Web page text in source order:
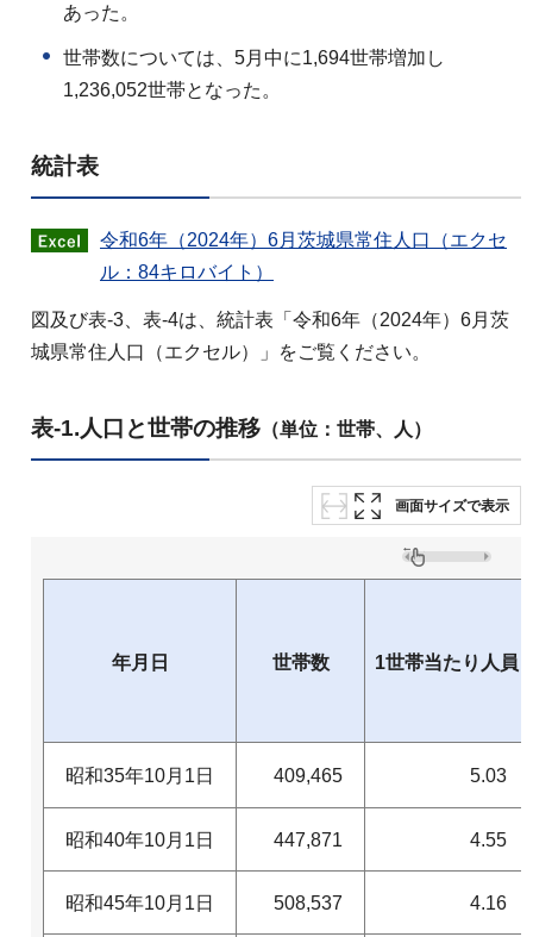
あった。
世帯数については、5月中に1,694世帯増加し
1,236,052世帯となった。
統計表
令和6年（2024年）6月茨城県常住人口（エクセ
ル：84キロバイト）
図及び表-3、表-4は、統計表「令和6年（2024年）6月茨
城県常住人口（エクセル）」をご覧ください。
表-1.人口と世帯の推移 （単位：世帯、人）
画面サイズで表示
年月日 世帯数 1世帯当たり人員
昭和35年10月1日 409,465 5.03
昭和40年10月1日 447,871 4.55
昭和45年10月1日 508,537 4.16